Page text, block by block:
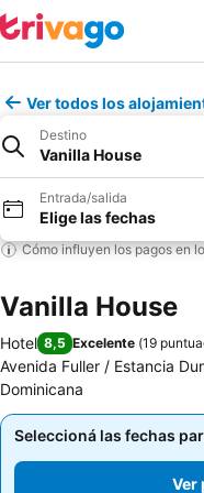
Ver todos los
Destino
Vanilla House
Entrada/salida
Elige las fechas
Cómo influyen los pagos en
Vanilla House
Hotel 8,5 Excelente (19
Avenida Fuller / Estancia
Dominicana
Seleccioná las fechas
Seleccioná las fechas
Ver